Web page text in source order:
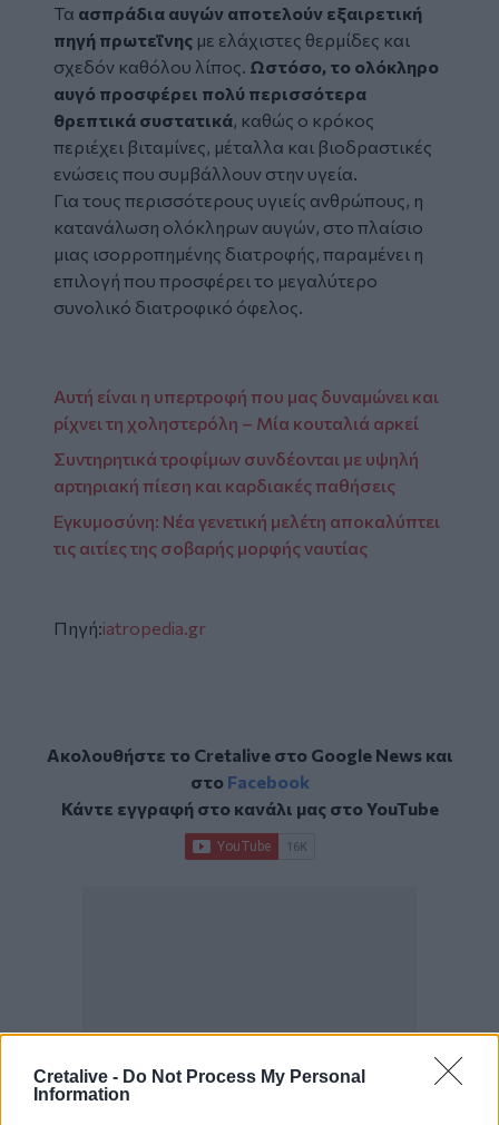
Cretalive - Do Not Process My Personal
Information
Τα ασπράδια αυγών αποτελούν εξαιρετική
πηγή πρωτεΐνης με ελάχιστες θερμίδες και
σχεδόν καθόλου λίπος. Ωστόσο, το ολόκληρο
αυγό προσφέρει πολύ περισσότερα
θρεπτικά συστατικά , καθώς ο κρόκος
περιέχει βιταμίνες, μέταλλα και βιοδραστικές
ενώσεις που συμβάλλουν στην υγεία.
Για τους περισσότερους υγιείς ανθρώπους, η
κατανάλωση ολόκληρων αυγών, στο πλαίσιο
μιας ισορροπημένης διατροφής, παραμένει η
επιλογή που προσφέρει το μεγαλύτερο
συνολικό διατροφικό όφελος.
Αυτή είναι η υπερτροφή που μας δυναμώνει και
ρίχνει τη χοληστερόλη – Μία κουταλιά αρκεί
Συντηρητικά τροφίμων συνδέονται με υψηλή
αρτηριακή πίεση και καρδιακές παθήσεις
Εγκυμοσύνη: Νέα γενετική μελέτη αποκαλύπτει
τις αιτίες της σοβαρής μορφής ναυτίας
Πηγή:iatropedia.gr
Ακολουθήστε το Cretalive στο Google Newsκαι
στο Facebook
Κάντε εγγραφή στο κανάλι μας στοYouTube